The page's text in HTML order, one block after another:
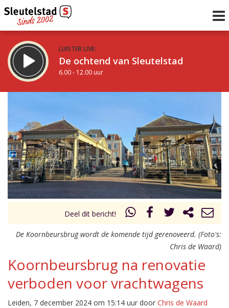
LUISTER LIVE:
De ochtend van Sleutelstad
6.00 - 12.00 uur
12.00 - 19.00 uur
Vorig uur
uur 1 van 0 Volgend uur
Inklappen
Deel dit bericht!
De Koornbeursbrug wordt de komende tijd gerenoveerd. (Foto's:
Chris de Waard)
Koornbeursbrug na renovatie
verboden voor vrachtwagens
Leiden, 7 december 2024 om 15:14 uur door Chris de Waard